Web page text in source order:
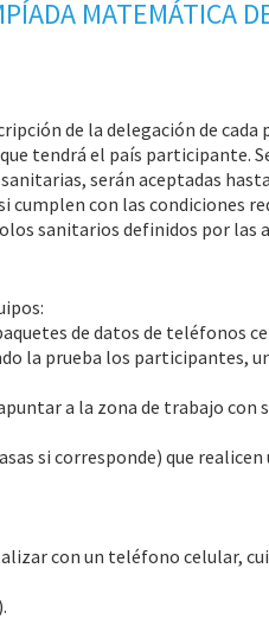
MATEMÁTICA
de la delegación de
tendrá el país participante.
serán aceptadas
cumplen con las condiciones
sanitarios definidos por las
de datos de teléfonos
la prueba los participantes,
a la zona de trabajo con
si corresponde) que
con un teléfono celular,